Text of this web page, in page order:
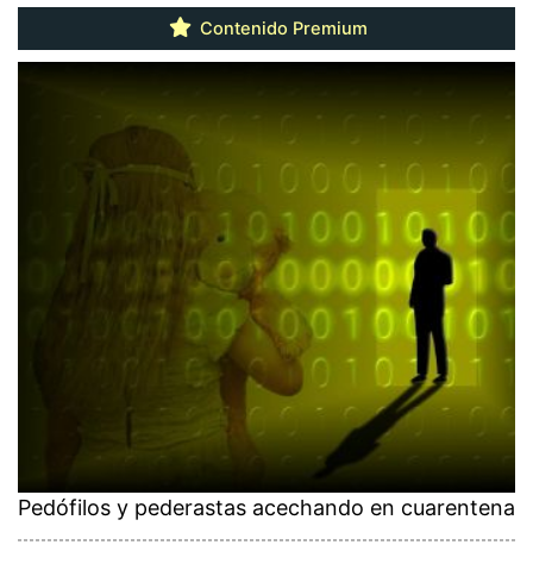
Contenido Premium
Pedófilos y pederastas acechando en cuarentena